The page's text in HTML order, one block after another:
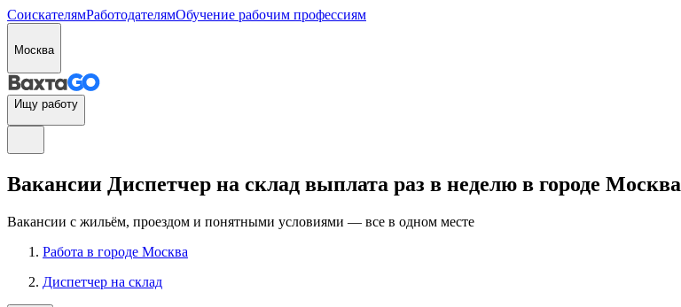
СоискателямРаботодателямОбучение рабочим профессиям
Москва
Ищу работу
Вакансии Диспетчер на склад выплата раз в неделю в городе Москва
Вакансии с жильём, проездом и понятными условиями — все в одном месте
Работа в городе Москва
Диспетчер на склад